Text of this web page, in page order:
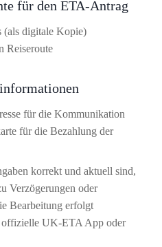
für den ETA-Antrag
(als digitale Kopie)
Reiseroute
für die Kommunikation
für die Bezahlung der
korrekt und aktuell sind,
Verzögerungen oder
Bearbeitung erfolgt
offizielle UK-ETA App oder